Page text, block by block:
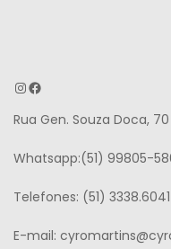
Rua Gen. Souza Doca,
Whatsapp:(51) 99805-
Telefones: (51) 3338.6041
E-mail: